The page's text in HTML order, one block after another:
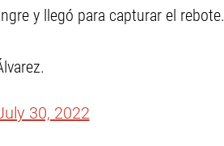
y llegó para capturar el rebote.
30, 2022